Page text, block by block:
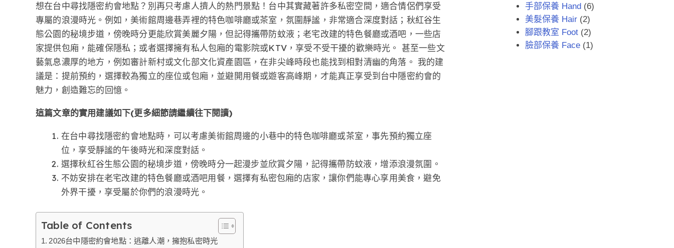
想在台中尋找隱密約會地點？別再只考慮人擠人的熱門景點！台中其實藏著許多私密空間，適合情侶們享受
專屬的浪漫時光。例如，美術館周邊巷弄裡的特色咖啡廳或茶室，氛圍靜謐，非常適合深度對話；秋紅谷生
態公園的秘境步道，傍晚時分更能欣賞美麗夕陽，但記得攜帶防蚊液；老宅改建的特色餐廳或酒吧，一些店
家提供包廂，能確保隱私；或者選擇擁有私人包廂的電影院或KTV，享受不受干擾的歡樂時光。 甚至一些文
藝氣息濃厚的地方，例如審計新村或文化部文化資產園區，在非尖峰時段也能找到相對清幽的角落。 我的建
議是：提前預約，選擇較為獨立的座位或包廂，並避開用餐或遊客高峰期，才能真正享受到台中隱密約會的
魅力，創造難忘的回憶。
這篇文章的實用建議如下(更多細節請繼續往下閱讀)
在台中尋找隱密約會地點時，可以考慮美術館周邊的小巷中的特色咖啡廳或茶室，事先預約獨立座
位，享受靜謐的午後時光和深度對話。
選擇秋紅谷生態公園的秘境步道，傍晚時分一起漫步並欣賞夕陽，記得攜帶防蚊液，增添浪漫氛圍。
不妨安排在老宅改建的特色餐廳或酒吧用餐，選擇有私密包廂的店家，讓你們能專心享用美食，避免
外界干擾，享受屬於你們的浪漫時光。
Table of Contents
2026台中隱密約會地點：逃離人潮，擁抱私密時光
手部保養 Hand (6)
美髮保養 Hair (2)
腳跟教室 Foot (2)
臉部保養 Face (1)